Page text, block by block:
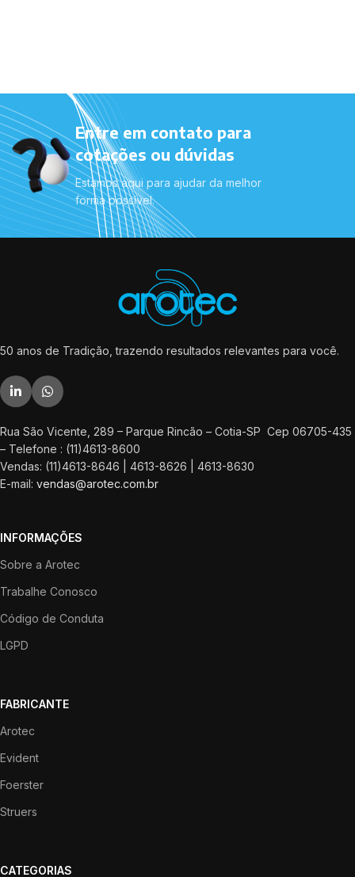
Entre em contato para
cotações ou dúvidas
Estamos aqui para ajudar da melhor
forma possível.
50 anos de Tradição, trazendo resultados relevantes para você.
Rua São Vicente, 289 – Parque Rincão – Cotia-SP Cep 06705-435
– Telefone : (11)4613-8600
Vendas: (11)4613-8646 | 4613-8626 | 4613-8630
E-mail: vendas@arotec.com.br
INFORMAÇÕES
Sobre a Arotec
Trabalhe Conosco
Código de Conduta
LGPD
FABRICANTE
Arotec
Evident
Foerster
Struers
CATEGORIAS